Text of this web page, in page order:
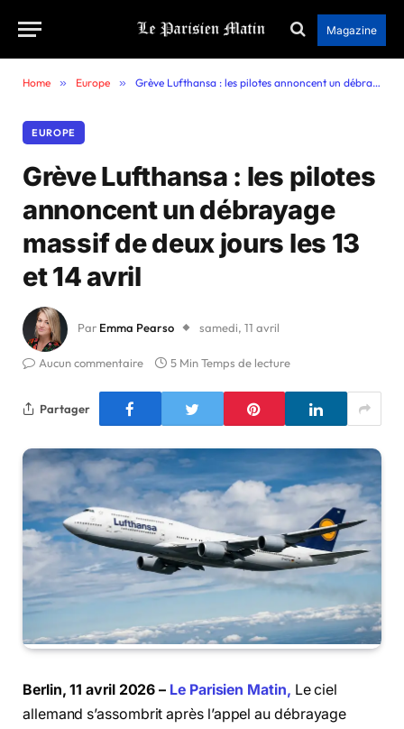
Magazine
Home » Europe » Grève Lufthansa : les pilotes annoncent un débrayage massif de deux jours les 13 et 14 avril
EUROPE
Grève Lufthansa : les pilotes
annoncent un débrayage
massif de deux jours les 13
et 14 avril
Par Emma Pearso samedi, 11 avril
Aucun commentaire 5 Min Temps de lecture
Partager
Berlin, 11 avril 2026 – Le Parisien Matin, Le ciel
allemand s’assombrit après l’appel au débrayage